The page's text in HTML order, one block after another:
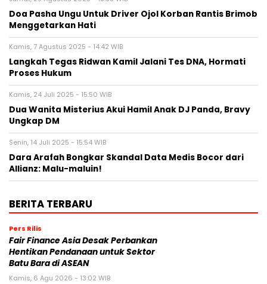
Doa Pasha Ungu Untuk Driver Ojol Korban Rantis Brimob
Menggetarkan Hati
Kamis, 7 Agustus 2025 - 14:42 WIB
Langkah Tegas Ridwan Kamil Jalani Tes DNA, Hormati
Proses Hukum
Kamis, 24 Juli 2025 - 15:50 WIB
Dua Wanita Misterius Akui Hamil Anak DJ Panda, Bravy
Ungkap DM
Senin, 14 Juli 2025 - 15:54 WIB
Dara Arafah Bongkar Skandal Data Medis Bocor dari
Allianz: Malu-maluin!
BERITA TERBARU
Pers Rilis
Fair Finance Asia Desak Perbankan
Hentikan Pendanaan untuk Sektor
Batu Bara di ASEAN
Kamis, 6 Agu 2026 - 13:02 WIB